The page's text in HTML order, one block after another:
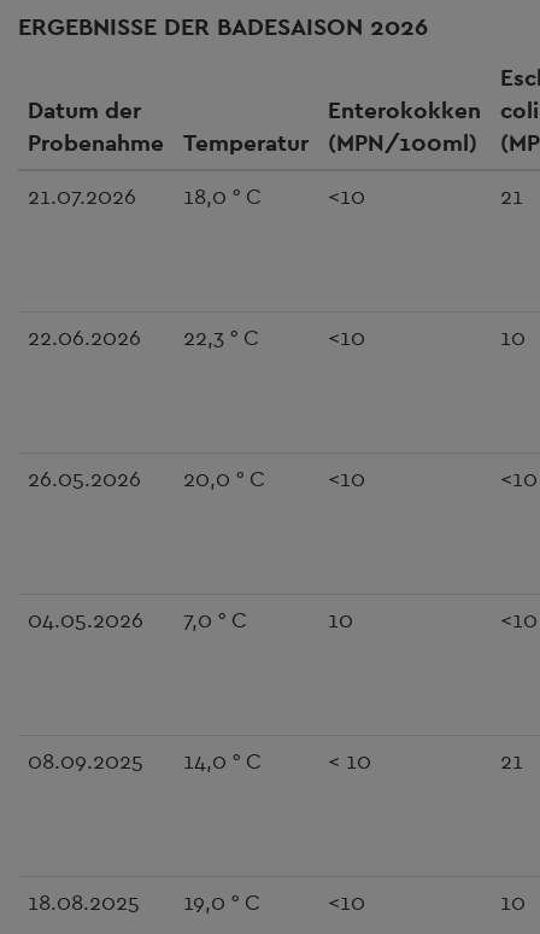
ERGEBNISSE DER BADESAISON 2026
Datum der
Probenahme
Temperatur
Enterokokken
(MPN/100ml)
coli
21.07.2026 18,0 ° C <10 21
22.06.2026 22,3 ° C <10 10
26.05.2026 20,0 ° C <10 <10
04.05.2026 7,0 ° C 10 <10
08.09.2025 14,0 ° C < 10 21
18.08.2025 19,0 ° C <10 10